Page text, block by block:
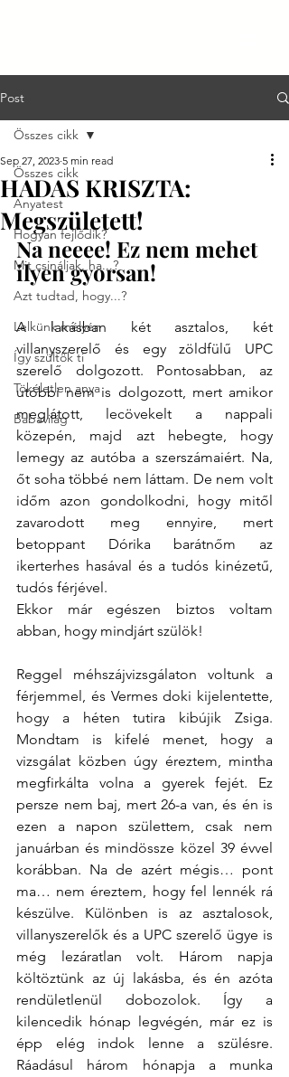
Post
Összes cikk
Anyatest
Hogyan fejlődik?
Mit csináljak, ha...?
Azt tudtad, hogy...?
Lelkünk mélyén
Így szültök ti
Tökéletlen anya
Babavilág
Összes cikk
HADAS KRISZTA:
Megszületett!
Sep 27, 2023 5 min read
Na neeee! Ez nem mehet
ilyen gyorsan!
A lakásban két asztalos, két
villanyszerelő és egy zöldfülű UPC
szerelő dolgozott. Pontosabban, az
utóbbi nem is dolgozott, mert amikor
meglátott, lecövekelt a nappali
közepén, majd azt hebegte, hogy
lemegy az autóba a szerszámaiért. Na,
őt soha többé nem láttam. De nem volt
időm azon gondolkodni, hogy mitől
zavarodott meg ennyire, mert
betoppant Dórika barátnőm az
ikerterhes hasával és a tudós kinézetű,
tudós férjével.
Ekkor már egészen biztos voltam
abban, hogy mindjárt szülök!
Reggel méhszájvizsgálaton voltunk a
férjemmel, és Vermes doki kijelentette,
hogy a héten tutira kibújik Zsiga.
Mondtam is kifelé menet, hogy a
vizsgálat közben úgy éreztem, mintha
megfirkálta volna a gyerek fejét. Ez
persze nem baj, mert 26-a van, és én is
ezen a napon születtem, csak nem
januárban és mindössze közel 39 évvel
korábban. Na de azért mégis… pont
ma… nem éreztem, hogy fel lennék rá
készülve. Különben is az asztalosok,
villanyszerelők és a UPC szerelő ügye is
még lezáratlan volt. Három napja
költöztünk az új lakásba, és én azóta
rendületlenül dobozolok. Így a
kilencedik hónap legvégén, már ez is
épp elég indok lenne a szülésre.
Ráadásul három hónapja a munka